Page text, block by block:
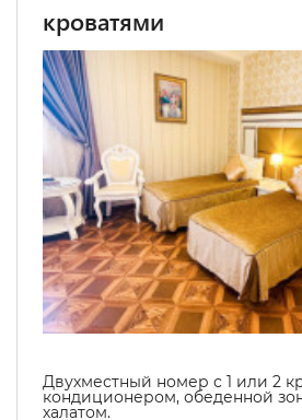
кроватями
Двухместный номер с 1 или 2
кондиционером, обеденной
халатом.